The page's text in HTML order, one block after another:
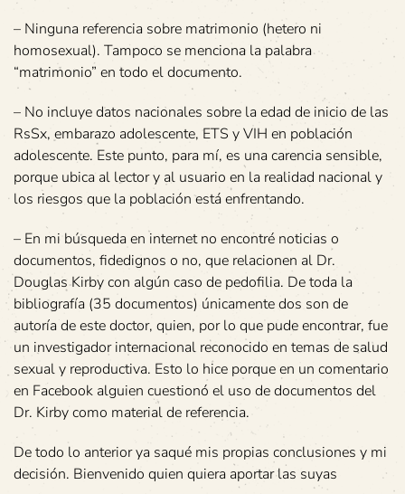
– Ninguna referencia sobre matrimonio (hetero ni
homosexual). Tampoco se menciona la palabra
“matrimonio” en todo el documento.
– No incluye datos nacionales sobre la edad de inicio de las
RsSx, embarazo adolescente, ETS y VIH en población
adolescente. Este punto, para mí, es una carencia sensible,
porque ubica al lector y al usuario en la realidad nacional y
los riesgos que la población está enfrentando.
– En mi búsqueda en internet no encontré noticias o
documentos, fidedignos o no, que relacionen al Dr.
Douglas Kirby con algún caso de pedofilia. De toda la
bibliografía (35 documentos) únicamente dos son de
autoría de este doctor, quien, por lo que pude encontrar, fue
un investigador internacional reconocido en temas de salud
sexual y reproductiva. Esto lo hice porque en un comentario
en Facebook alguien cuestionó el uso de documentos del
Dr. Kirby como material de referencia.
De todo lo anterior ya saqué mis propias conclusiones y mi
decisión. Bienvenido quien quiera aportar las suyas